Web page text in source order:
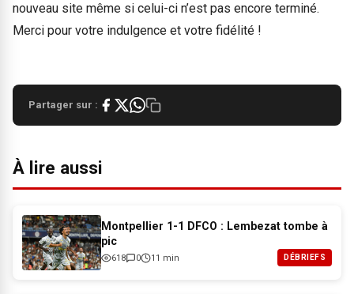
nouveau site même si celui-ci n’est pas encore terminé.
Merci pour votre indulgence et votre fidélité !
Partager sur :
À lire aussi
Montpellier 1-1 DFCO : Lembezat tombe à
pic
618 0 11 min DÉBRIEFS